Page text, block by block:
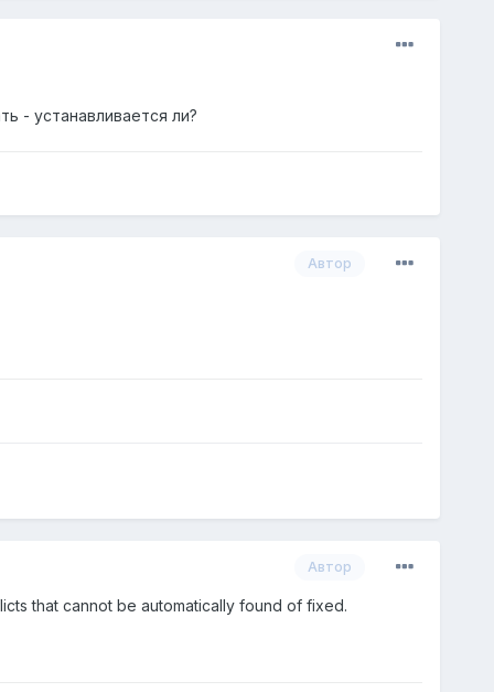
- устанавливается ли?
Автор
Автор
that cannot be automatically found of fixed.